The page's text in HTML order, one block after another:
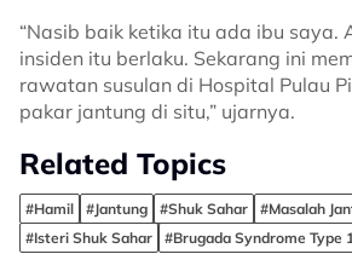
“Nasib baik ketika itu ada ibu saya.
insiden itu berlaku. Sekarang ini
rawatan susulan di Hospital Pulau
pakar jantung di situ,” ujarnya.
Related Topics
#Hamil #Jantung #Shuk Sahar #Masalah
#Isteri Shuk Sahar
#Brugada Syndrome Type